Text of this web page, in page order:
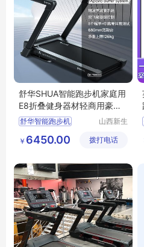
舒华SHUA智能跑步机家庭用
E8折叠健身器材轻商用豪华
健身房
舒华智能跑步机
舒华SHT599H1
山西新生
材有限公
￥ 6450.00 拨打电话